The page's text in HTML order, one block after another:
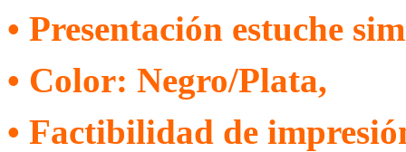
• Presentación estuche
• Color: Negro/Plata,
• Factibilidad de